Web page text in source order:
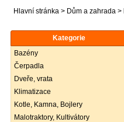
Hlavní stránka > Dům a zahrada >
Kategorie
Bazény
Čerpadla
Dveře, vrata
Klimatizace
Kotle, Kamna, Bojlery
Malotraktory, Kultivátory